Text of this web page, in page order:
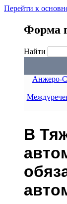
Перейти к
Форма
Найти
Анжеро-
В